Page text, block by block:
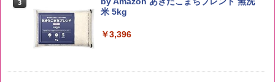
3
米 5kg
￥3,396